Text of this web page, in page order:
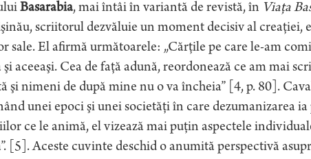
Basarabia, mai întâi în variantă de revistă, în Viaţa
scriitorul dezvăluie un moment decisiv al creaţiei,
sale. El afirmă următoarele: „Cărţile pe care le-am
şi aceeaşi. Cea de faţă adună, reordonează ce am mai
şi nimeni de după mine nu o va încheia” [4, p. 80].
unei epoci şi unei societăţi în care dezumanizarea
ce le animă, el vizează mai puţin aspectele
[5]. Aceste cuvinte deschid o anumită perspectivă